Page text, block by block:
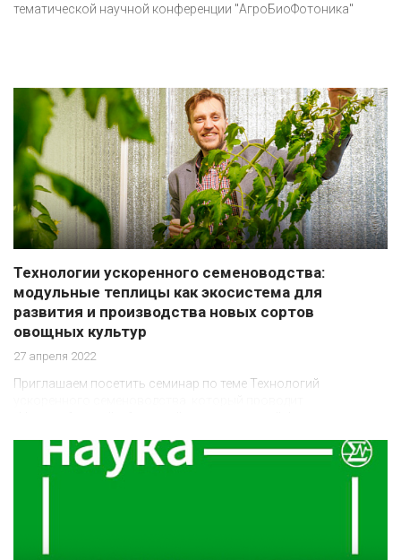
тематической научной конференции "АгроБиоФотоника"
Технологии ускоренного семеноводства:
модульные теплицы как экосистема для
развития и производства новых сортов
овощных культур
27 апреля 2022
Приглашаем посетить семинар по теме Технологий